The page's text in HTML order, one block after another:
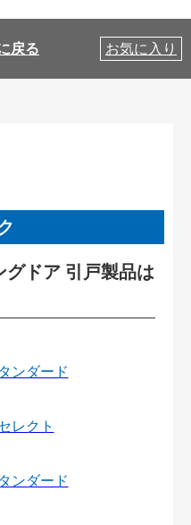
戻る お気に入り
ドア 引戸製品は
ンダード
レクト
ンダード